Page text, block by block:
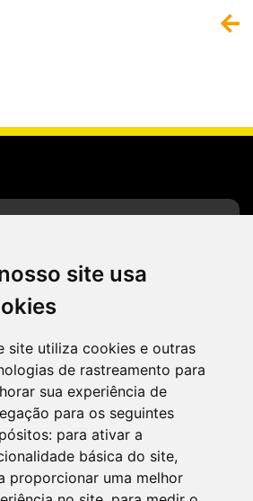
site usa
site utiliza cookies e outras
de rastreamento para
sua experiência de
para os seguintes
para ativar a
básica do site,
proporcionar uma melhor
Bloco E, Complexo Brasil 21, 20º
- CEP 70322-915 - Brasília/DF
e (61) 98131-3801.
telefone em horário comercial